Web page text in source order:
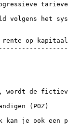
volgens het
op
de
(POZ)
kan je ook een